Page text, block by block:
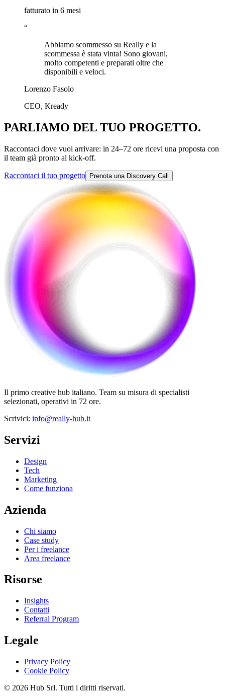
fatturato in 6 mesi
“
Abbiamo scommesso su Really e la
scommessa è stata vinta! Sono giovani,
molto competenti e preparati oltre che
disponibili e veloci.
Lorenzo Fasolo
CEO, Kready
PARLIAMO DEL TUO PROGETTO.
Raccontaci dove vuoi arrivare: in 24–72 ore ricevi una proposta con
il team già pronto al kick-off.
Raccontaci il tuo progetto Prenota una Discovery Call
Il primo creative hub italiano. Team su misura di specialisti
selezionati, operativi in 72 ore.
Scrivici: info@really-hub.it
Servizi
Design
Tech
Marketing
Come funziona
Azienda
Chi siamo
Case study
Per i freelance
Area freelance
Risorse
Insights
Contatti
Referral Program
Legale
Privacy Policy
Cookie Policy
© 2026 Hub Srl. Tutti i diritti riservati.